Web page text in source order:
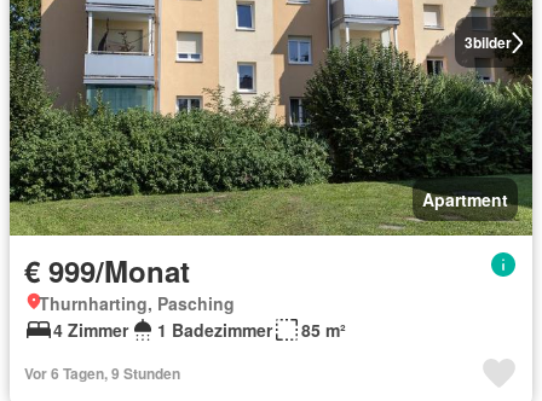
3bilder
Apartment
€ 999/Monat
Thurnharting, Pasching
4 Zimmer
1 Badezimmer 85 m²
Vor 6 Tagen, 9 Stunden